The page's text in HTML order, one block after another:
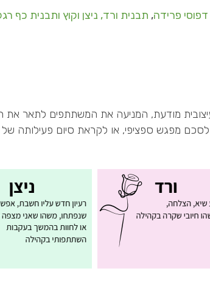
דפוסי פרידה, תבנית ורד, ניצן וקוץ ותבנית כף
עיצובית מודעת, המניעה את המשתתפים לתאר
מפגש ספציפי, או לקראת סיום פעילותה